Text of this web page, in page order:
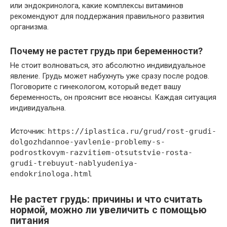
или эндокринолога, какие комплексы витаминов
рекомендуют для поддержания правильного развития
организма.
Почему не растет грудь при беременности?
Не стоит волноваться, это абсолютно индивидуальное
явление. Грудь может набухнуть уже сразу после родов.
Поговорите с гинекологом, который ведет вашу
беременность, он прояснит все нюансы. Каждая ситуация
индивидуальна.
Источник: https://iplastica.ru/grud/rost-grudi-
dolgozhdannoe-yavlenie-problemy-s-
podrostkovym-razvitiem-otsutstvie-rosta-
grudi-trebuyut-nablyudeniya-
endokrinologa.html
Не растет грудь: причины и что считать
нормой, можно ли увеличить с помощью
питания